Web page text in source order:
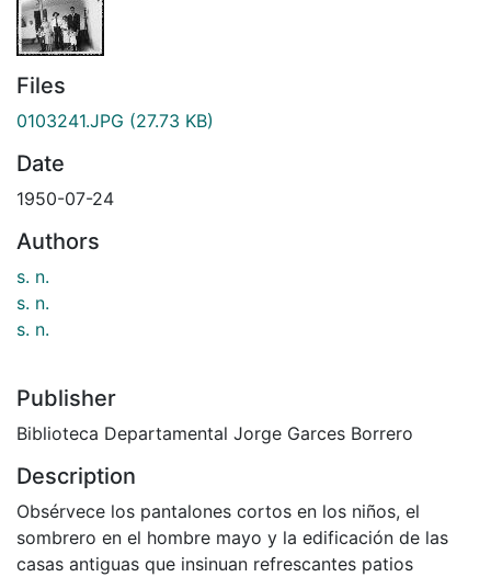
Files
0103241.JPG (27.73 KB)
Date
1950-07-24
Authors
s. n.
s. n.
s. n.
Publisher
Biblioteca Departamental Jorge Garces Borrero
Description
Obsérvece los pantalones cortos en los niños, el
sombrero en el hombre mayo y la edificación de las
casas antiguas que insinuan refrescantes patios